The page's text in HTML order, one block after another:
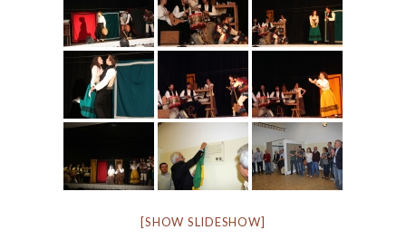
[SHOW SLIDESHOW]